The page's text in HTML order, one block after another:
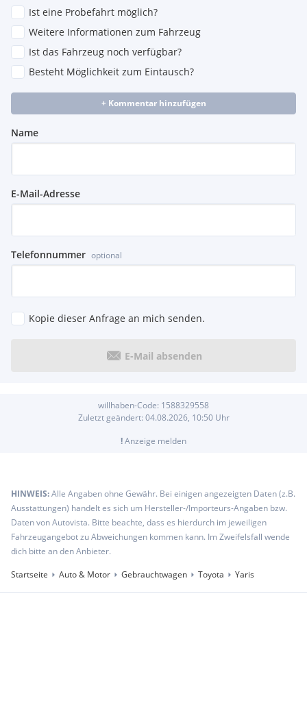
Ist eine Probefahrt möglich?
Weitere Informationen zum Fahrzeug
Ist das Fahrzeug noch verfügbar?
Besteht Möglichkeit zum Eintausch?
+ Kommentar hinzufügen
Name
E-Mail-Adresse
Telefonnummer optional
Kopie dieser Anfrage an mich senden.
E-Mail absenden
willhaben-Code: 1588329558
Zuletzt geändert: 04.08.2026, 10:50Uhr
!Anzeige melden
HINWEIS:Alle Angaben ohne Gewähr. Bei einigen angezeigten Daten (z.B.
Ausstattungen) handelt es sich um Hersteller-/Importeurs-Angaben bzw.
Daten von Autovista. Bitte beachte, dass es hierdurch im jeweiligen
Fahrzeugangebot zu Abweichungen kommen kann. Im Zweifelsfall wende
dich bitte an den Anbieter.
Startseite
Auto & Motor Gebrauchtwagen Toyota Yaris